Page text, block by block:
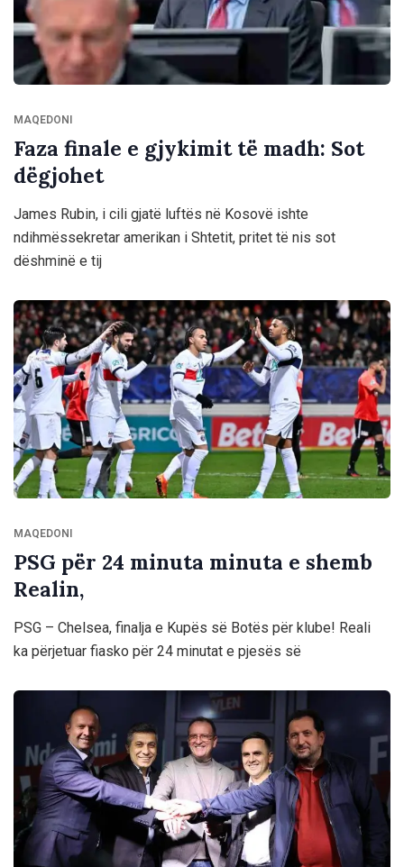
MAQEDONI
​Faza finale e gjykimit të madh: Sot
dëgjohet
James Rubin, i cili gjatë luftës në Kosovë ishte
ndihmëssekretar amerikan i Shtetit, pritet të nis sot
dëshminë e tij
MAQEDONI
PSG për 24 minuta minuta e shemb
Realin,
PSG – Chelsea, finalja e Kupës së Botës për klube! Reali
ka përjetuar fiasko për 24 minutat e pjesës së